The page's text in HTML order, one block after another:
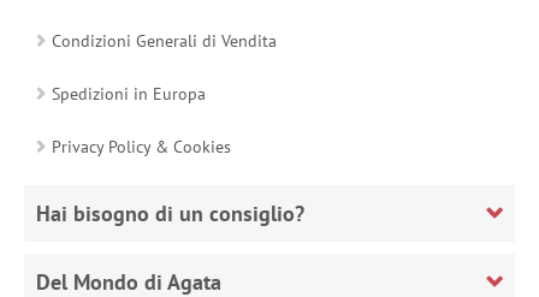
Condizioni Generali di Vendita
Spedizioni in Europa
Privacy Policy & Cookies
Hai bisogno di un consiglio?
Del Mondo di Agata